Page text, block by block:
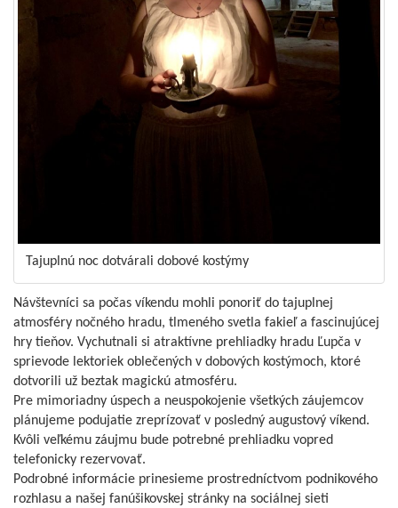
Tajuplnú noc dotvárali dobové kostýmy
Návštevníci sa počas víkendu mohli ponoriť do tajuplnej
atmosféry nočného hradu, tlmeného svetla fakieľ a fascinujúcej
hry tieňov. Vychutnali si atraktívne prehliadky hradu Ľupča v
sprievode lektoriek oblečených v dobových kostýmoch, ktoré
dotvorili už beztak magickú atmosféru.
Pre mimoriadny úspech a neuspokojenie všetkých záujemcov
plánujeme podujatie zreprízovať v posledný augustový víkend.
Kvôli veľkému záujmu bude potrebné prehliadku vopred
telefonicky rezervovať.
Podrobné informácie prinesieme prostredníctvom podnikového
rozhlasu a našej fanúšikovskej stránky na sociálnej sieti